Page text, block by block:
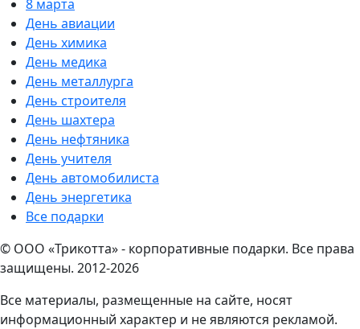
8 марта
День авиации
День химика
День медика
День металлурга
День строителя
День шахтера
День нефтяника
День учителя
День автомобилиста
День энергетика
Все подарки
© ООО «Трикотта» - корпоративные подарки. Все права
защищены. 2012-2026
Все материалы, размещенные на сайте, носят
информационный характер и не являются рекламой.